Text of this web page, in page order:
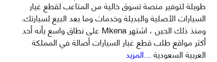
طويلة لتوفير منصة تسوق خالية من المتاعب لقطع غيار
السيارات الأصلية والبديلة وخدمات وما بعد البيع لسيارتك.
ومنذ ذلك الحين ، اشتهر Mkena على نطاق واسع بأنه أحد
أكثر مواقع طلب قطع غيار السيارات أصالة في المملكة
العربية السعودية...المزيد